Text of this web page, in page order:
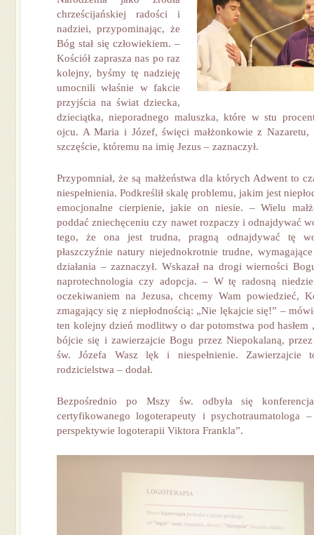
chrześcijańskiej radości i
nadziei, przypominając, że
Bóg stał się człowiekiem. –
Kościół zaprasza nas po raz
kolejny, byśmy tę nadzieję
umocnili właśnie w fakcie
przyjścia na świat dziecka,
dzieciątka, nieporadnego maluszka, które w stu
ojcu. A Maria i Józef, święci małżonkowie z Nazaretu,
szczęście, któremu na imię Jezus – zaznaczył.
Przypomniał, że są małżeństwa dla których Adwent to
niespełnienia. Podkreślił skalę problemu, jakim jest
emocjonalne cierpienie, jakie on niesie. – Wielu
poddać zniechęceniu czy nawet rozpaczy i odnajdywać
tego, że ona jest trudna, pragną odnajdywać tę
płaszczyźnie natury niejednokrotnie trudne,
działania – zaznaczył. Wskazał na drogi wierności
naprotechnologia czy adopcja. – W tę radosną
oczekiwaniem na Jezusa, chcemy Wam powiedzieć,
zmagający się z niepłodnością: „Nie lękajcie się!” –
ten kolejny dzień modlitwy o dar potomstwa pod hasłem
bójcie się i zawierzajcie Bogu przez Niepokalaną,
św. Józefa Wasz lęk i niespełnienie. Zawierzajcie
rodzicielstwa – dodał.
Bezpośrednio po Mszy św. odbyła się
certyfikowanego logoterapeuty i psychotraumatologa
perspektywie logoterapii Viktora Frankla”.